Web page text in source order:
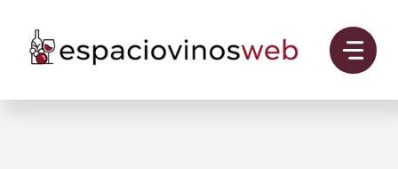
contenido